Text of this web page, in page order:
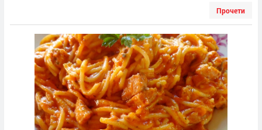
Прочети